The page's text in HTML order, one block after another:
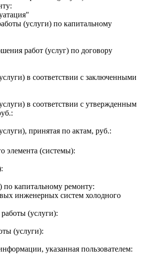
(услуги) по капитальному
работ (услуг) по договору
в соответствии с заключенными
в соответствии с утвержденным
принятая по актам, руб.:
элемента (системы):
по капитальному ремонту:
инженерных систем холодного
(услуги):
(услуги):
указанная пользователем: